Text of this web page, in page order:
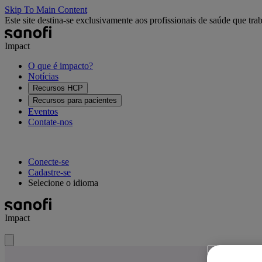
Skip To Main Content
Este site destina-se exclusivamente aos profissionais de saúde que
Impact
O que é impacto?
Notícias
Recursos HCP
Recursos para pacientes
Eventos
Contate-nos
Conecte-se
Cadastre-se
Selecione o idioma
Impact